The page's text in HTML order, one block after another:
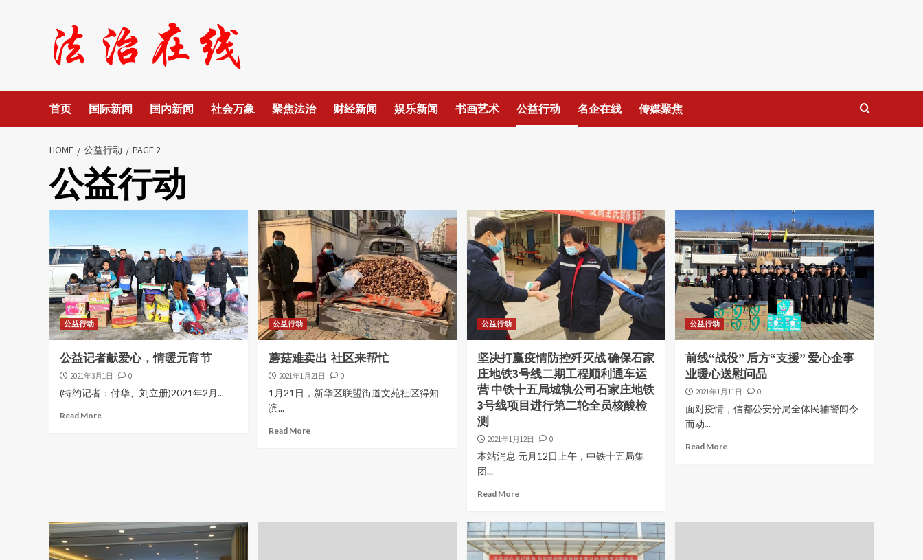
首页 国际新闻 国内新闻 社会万象 聚焦法治 财经新闻 娱乐新闻 书画艺术 公益行动 名企在线 传媒聚焦
HOME 公益行动 PAGE 2
公益行动
公益行动
公益记者献爱心，情暖元宵节
2021年3月1日 0
(特约记者：付华、刘立册)2021年2月...
Read More
公益行动
蘑菇难卖出 社区来帮忙
2021年1月21日 0
1月21日，新华区联盟街道文苑社区得知
滨...
Read More
公益行动
坚决打赢疫情防控歼灭战 确保石家
庄地铁3号线二期工程顺利通车运
营 中铁十五局城轨公司石家庄地铁
3号线项目进行第二轮全员核酸检
测
2021年1月12日 0
本站消息 元月12日上午，中铁十五局集
团...
Read More
公益行动
前线“战役” 后方“支援” 爱心企事
业暖心送慰问品
2021年1月11日 0
面对疫情，信都公安分局全体民辅警闻令
而动...
Read More